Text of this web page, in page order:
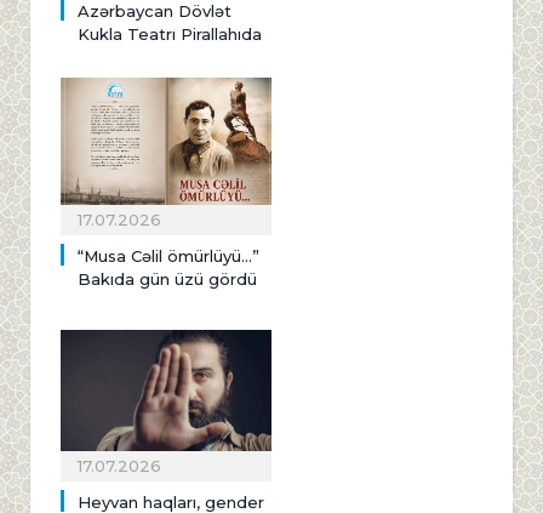
Azərbaycan Dövlət
Kukla Teatrı Pirallahıda
17.07.2026
“Musa Cəlil ömürlüyü…”
Bakıda gün üzü gördü
17.07.2026
Heyvan haqları, gender